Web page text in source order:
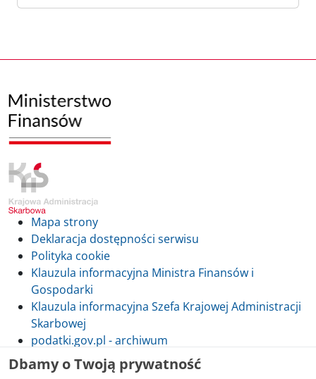
Mapa strony
Deklaracja dostępności serwisu
Polityka cookie
Klauzula informacyjna Ministra Finansów i
Gospodarki
Klauzula informacyjna Szefa Krajowej Administracji
Skarbowej
podatki.gov.pl - archiwum
Dbamy o Twoją prywatność